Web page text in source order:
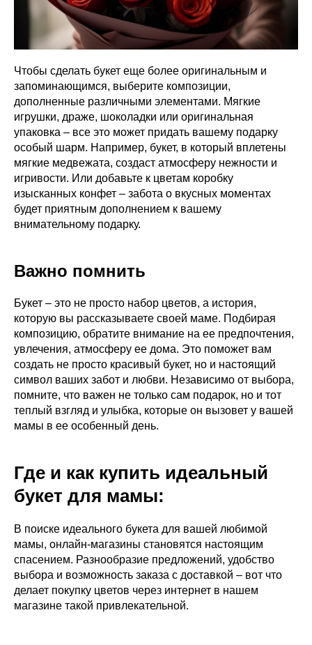
Чтобы сделать букет еще более оригинальным и
запоминающимся, выберите композиции,
дополненные различными элементами. Мягкие
игрушки, драже, шоколадки или оригинальная
упаковка – все это может придать вашему подарку
особый шарм. Например, букет, в который вплетены
мягкие медвежата, создаст атмосферу нежности и
игривости. Или добавьте к цветам коробку
изысканных конфет – забота о вкусных моментах
будет приятным дополнением к вашему
внимательному подарку.
Важно помнить
Букет – это не просто набор цветов, а история,
которую вы рассказываете своей маме. Подбирая
композицию, обратите внимание на ее предпочтения,
увлечения, атмосферу ее дома. Это поможет вам
создать не просто красивый букет, но и настоящий
символ ваших забот и любви. Независимо от выбора,
помните, что важен не только сам подарок, но и тот
теплый взгляд и улыбка, которые он вызовет у вашей
мамы в ее особенный день.
Где и как купить идеальный
букет для мамы:
В поиске идеального букета для вашей любимой
мамы, онлайн-магазины становятся настоящим
спасением. Разнообразие предложений, удобство
выбора и возможность заказа с доставкой – вот что
делает покупку цветов через интернет в нашем
магазине такой привлекательной.